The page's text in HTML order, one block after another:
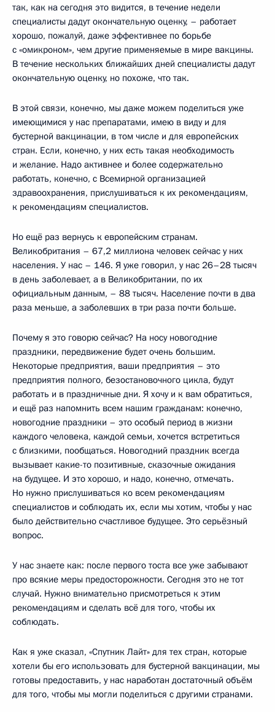
так, как на сегодня это видится, в течение недели
специалисты дадут окончательную оценку, – работает
хорошо, пожалуй, даже эффективнее по борьбе
с «омикроном», чем другие применяемые в мире вакцины.
В течение нескольких ближайших дней специалисты дадут
окончательную оценку, но похоже, что так.
В этой связи, конечно, мы даже можем поделиться уже
имеющимися у нас препаратами, имею в виду и для
бустерной вакцинации, в том числе и для европейских
стран. Если, конечно, у них есть такая необходимость
и желание. Надо активнее и более содержательно
работать, конечно, с Всемирной организацией
здравоохранения, прислушиваться к их рекомендациям,
к рекомендациям специалистов.
Но ещё раз вернусь к европейским странам.
Великобритания – 67,2 миллиона человек сейчас у них
населения. У нас – 146. Я уже говорил, у нас 26–28 тысяч
в день заболевает, а в Великобритании, по их
официальным данным, – 88 тысяч. Население почти в два
раза меньше, а заболевших в три раза почти больше.
Почему я это говорю сейчас? На носу новогодние
праздники, передвижение будет очень большим.
Некоторые предприятия, ваши предприятия – это
предприятия полного, безостановочного цикла, будут
работать и в праздничные дни. Я хочу и к вам обратиться,
и ещё раз напомнить всем нашим гражданам: конечно,
новогодние праздники – это особый период в жизни
каждого человека, каждой семьи, хочется встретиться
с близкими, пообщаться. Новогодний праздник всегда
вызывает какие-то позитивные, сказочные ожидания
на будущее. И это хорошо, и надо, конечно, отмечать.
Но нужно прислушиваться ко всем рекомендациям
специалистов и соблюдать их, если мы хотим, чтобы у нас
было действительно счастливое будущее. Это серьёзный
вопрос.
У нас знаете как: после первого тоста все уже забывают
про всякие меры предосторожности. Сегодня это не тот
случай. Нужно внимательно присмотреться к этим
рекомендациям и сделать всё для того, чтобы их
соблюдать.
Как я уже сказал, «Спутник Лайт» для тех стран, которые
хотели бы его использовать для бустерной вакцинации, мы
готовы предоставить, у нас наработан достаточный объём
для того, чтобы мы могли поделиться с другими странами.